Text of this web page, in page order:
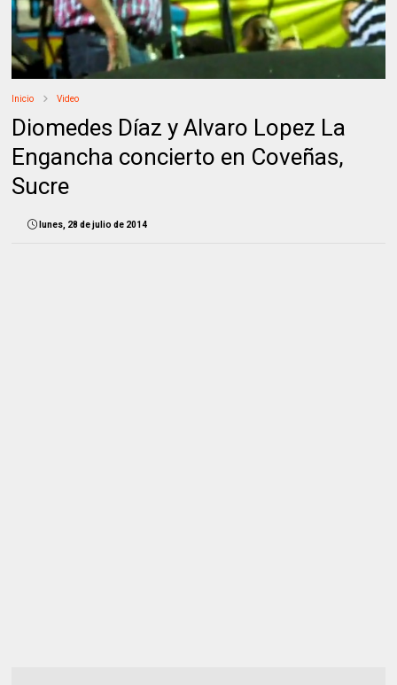
Inicio Video
Diomedes Díaz y Alvaro Lopez La
Engancha concierto en Coveñas,
Sucre
lunes, 28 de julio de 2014